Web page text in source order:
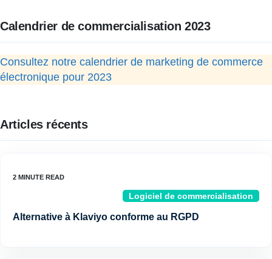
Calendrier de commercialisation 2023
Consultez notre calendrier de marketing de commerce
électronique pour 2023
Articles récents
Logiciel de commercialisation
Alternative à Klaviyo conforme au RGPD